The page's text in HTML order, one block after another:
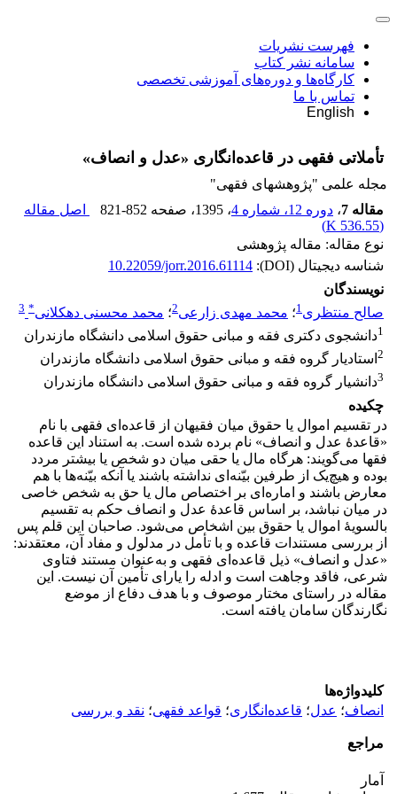
فهرست نشریات
سامانه نشر کتاب
کارگاه‌ها و دوره‌های آموزشی تخصصی
تماس با ما
English
تأملاتی فقهی در قاعده‌انگاری «عدل و انصاف»
مجله علمی "پژوهشهای فقهی"
مقاله 7
، دوره 12، شماره 4 ، 1395 ، صفحه 821-852
اصل مقاله
(
536.55 K
)
نوع مقاله: مقاله پژوهشی
شناسه دیجیتال (DOI):
10.22059/jorr.2016.61114
نویسندگان
صالح منتظری1؛ محمد مهدی زارعی2؛ محمد محسنی دهکلانی*
3
1دانشجوی دکتری فقه و مبانی حقوق اسلامی دانشگاه مازندران
2 استادیار گروه فقه و مبانی حقوق اسلامی دانشگاه مازندران
3دانشیار گروه فقه و مبانی حقوق اسلامی دانشگاه مازندران
چکیده
در تقسیم اموال یا حقوق میان فقیهان از قاعده‌ای فقهی با نام
«قاعدۀ عدل و انصاف» نام برده شده است. به استناد این قاعده
فقها می‌گویند: هرگاه مال یا حقی میان دو شخص یا بیشتر مردد
بوده و هیچ‌یک از طرفین بیّنه‌ای نداشته باشند یا آنکه بیّنه‌ها با هم
معارض باشند و اماره‌ای بر اختصاص مال یا حق به شخص خاصی
در میان نباشد، بر اساس قاعدۀ عدل و انصاف حکم به تقسیم
بالسویۀ اموال یا حقوق بین اشخاص می‌شود. صاحبان این قلم پس
از بررسی مستندات قاعده و با تأمل در مدلول و مفاد آن، معتقدند:
«عدل و انصاف» ذیل قاعده‌ای فقهی و به‌عنوان مستند فتاوی
شرعی، فاقد وجاهت است و ادله را یارای تأمین آن نیست. این
مقاله در راستای مختار موصوف و با هدف دفاع از موضع
نگارندگان سامان یافته است.
کلیدواژه‌ها
انصاف؛ عدل؛ قاعده‌انگاری؛ قواعد فقهی؛ نقد و بررسی
مراجع
آمار